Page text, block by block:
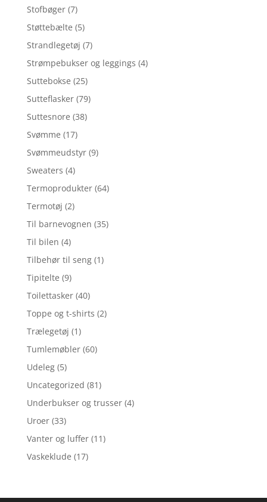
Stofbøger (7)
Støttebælte (5)
Strandlegetøj (7)
Strømpebukser og leggings (4)
Suttebokse (25)
Sutteflasker (79)
Suttesnore (38)
Svømme (17)
Svømmeudstyr (9)
Sweaters (4)
Termoprodukter (64)
Termotøj (2)
Til barnevognen (35)
Til bilen (4)
Tilbehør til seng (1)
Tipitelte (9)
Toilettasker (40)
Toppe og t-shirts (2)
Trælegetøj (1)
Tumlemøbler (60)
Udeleg (5)
Uncategorized (81)
Underbukser og trusser (4)
Uroer (33)
Vanter og luffer (11)
Vaskeklude (17)